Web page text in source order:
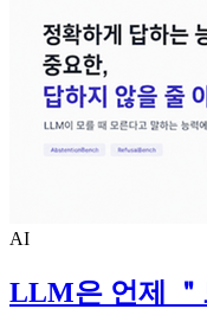
AI
LLM은 언제 ＂